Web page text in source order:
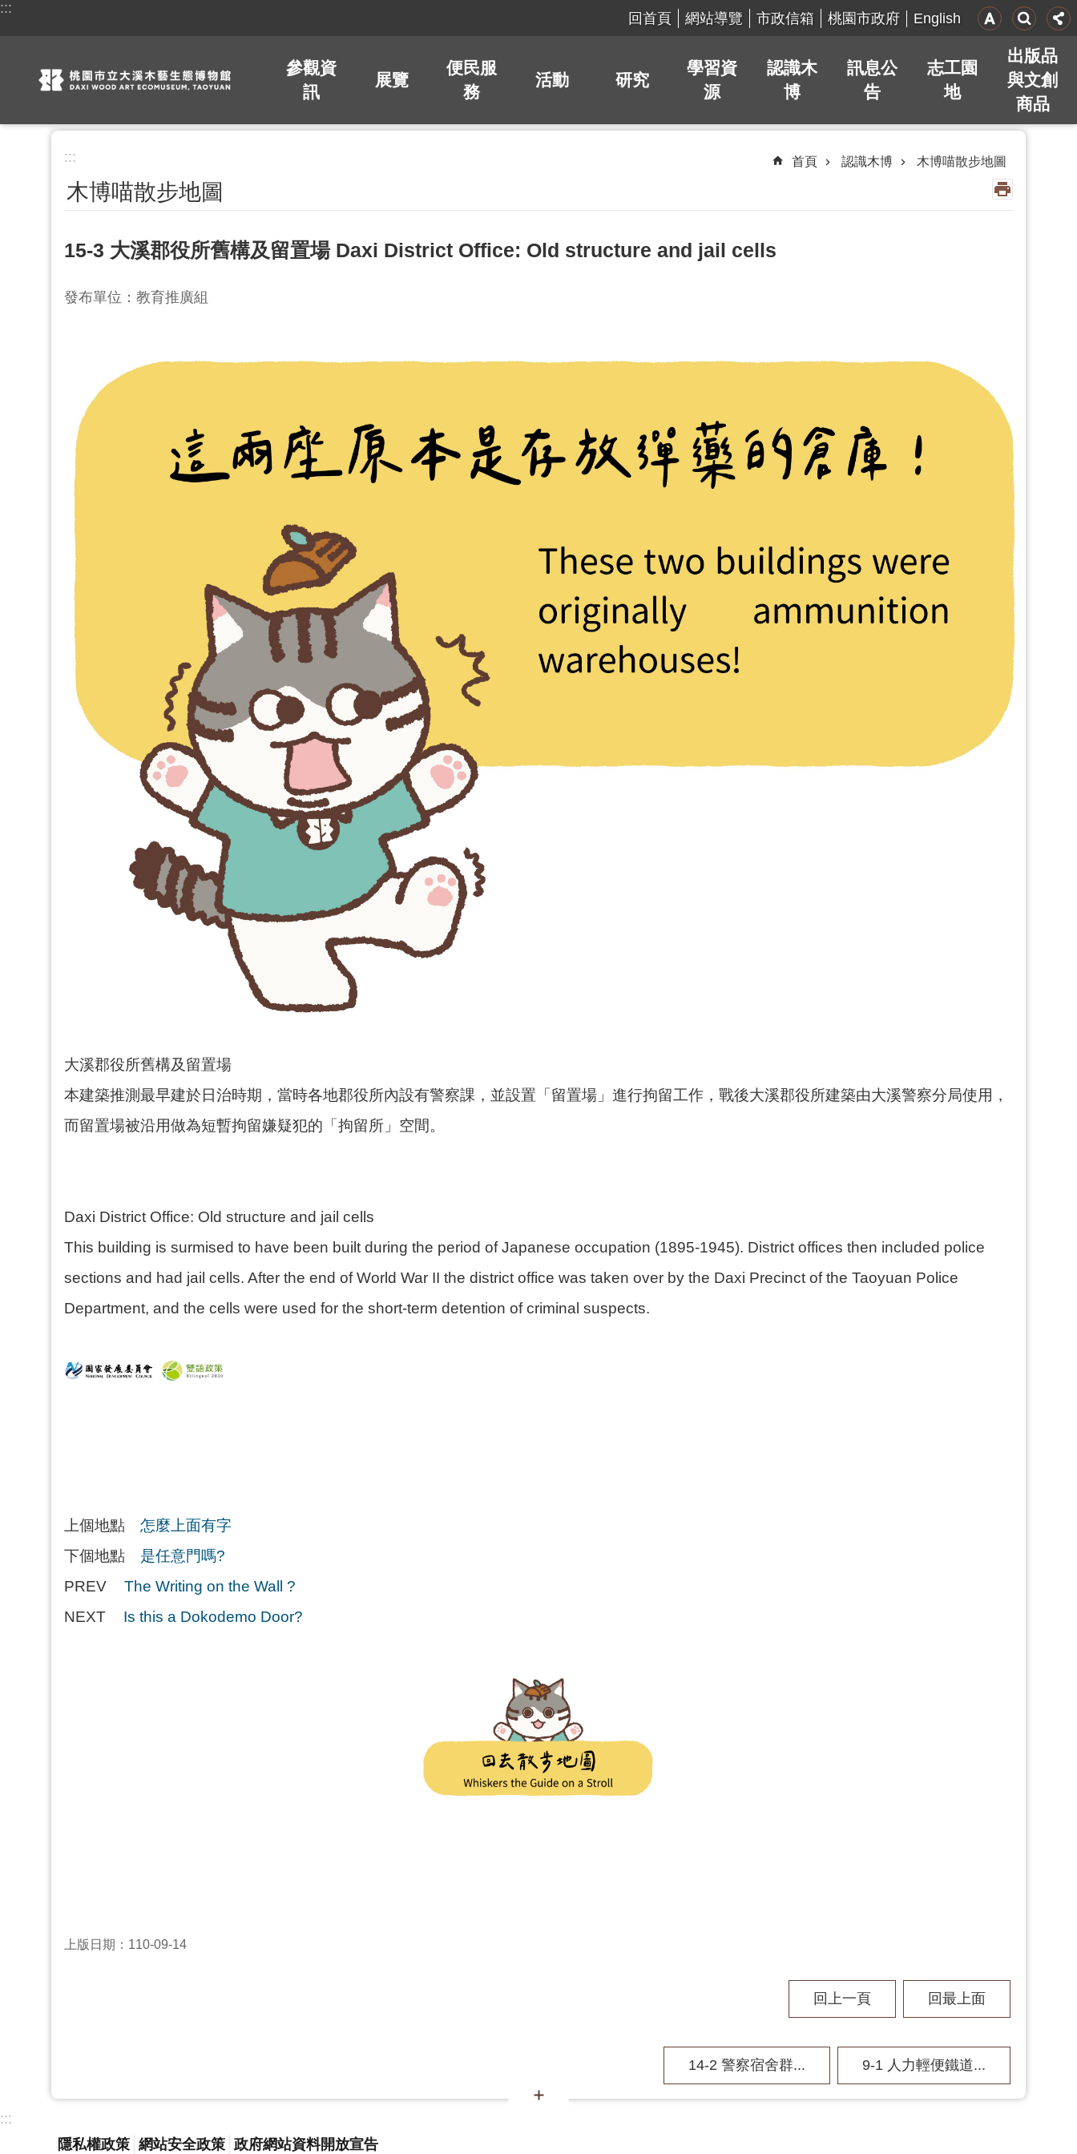
跳到主要內容區塊
:::
回首頁 網站導覽 市政信箱 桃園市政府 English
參觀資
訊
展覽
便民服
務
活動 研究
學習資
源
認識木
博
訊息公
告
志工園
地
出版品
與文創
商品
::: 首頁 認識木博 木博喵散步地圖
木博喵散步地圖
15-3 大溪郡役所舊構及留置場 Daxi District Office: Old structure and jail cells
發布單位：教育推廣組
大溪郡役所舊構及留置場
本建築推測最早建於日治時期，當時各地郡役所內設有警察課，並設置「留置場」進行拘留工作，戰後大溪郡役所建築由大溪警察分局使用，
而留置場被沿用做為短暫拘留嫌疑犯的「拘留所」空間。
Daxi District Office: Old structure and jail cells
This building is surmised to have been built during the period of Japanese occupation (1895-1945). District offices then included police
sections and had jail cells. After the end of World War II the district office was taken over by the Daxi Precinct of the Taoyuan Police
Department, and the cells were used for the short-term detention of criminal suspects.
上個地點 怎麼上面有字
下個地點 是任意門嗎?
PREV
The Writing on the Wall ?
NEXT
Is this a Dokodemo Door?
上版日期：110-09-14
回上一頁 回最上面
14-2 警察宿舍群... 9-1 人力輕便鐵道...
:::
隱私權政策 網站安全政策 政府網站資料開放宣告